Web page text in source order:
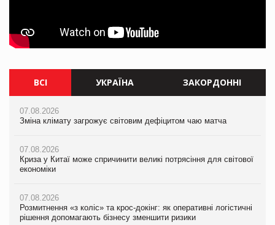
ВСІ УКРАЇНА ЗАКОРДОННІ
07.08.2026
Зміна клімату загрожує світовим дефіцитом чаю матча
07.08.2026
Криза у Китаї може спричинити великі потрясіння для світової
економіки
07.08.2026
Розмитнення «з коліс» та крос-докінг: як оперативні логістичні
рішення допомагають бізнесу зменшити ризики
07.08.2026
Зміна клімату загрожує світовим дефіцитом чаю матча
07.08.2026
Криза у Китаї може спричинити великі потрясіння для світової
економіки
07.08.2026
Розмитнення «з коліс» та крос-докінг: як оперативні логістичні
рішення допомагають бізнесу зменшити ризики
07.08.2026
Зміна клімату загрожує світовим дефіцитом чаю матча
07.08.2026
Криза у Китаї може спричинити великі потрясіння для світової
економіки
07.08.2026
Kraft Heinz скоротила збиток у першому півріччі